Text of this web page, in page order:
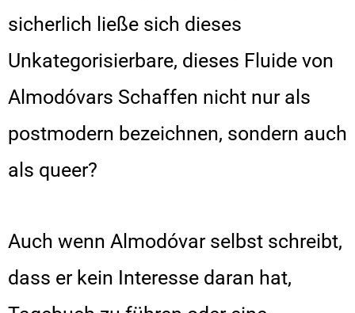
sicherlich ließe sich dieses
Unkategorisierbare, dieses Fluide von
Almodóvars Schaffen nicht nur als
postmodern bezeichnen, sondern auch
als queer?
Auch wenn Almodóvar selbst schreibt,
dass er kein Interesse daran hat,